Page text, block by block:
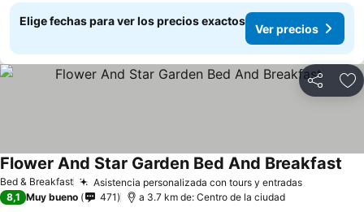
Elige fechas para ver los precios exactos
Ver precios
Compartir
Bed & Breakfast Asistencia personalizada con tours y entradasVer
Flower And Star Garden Bed And Breakfast
8,1 Muy bueno 471 a 3.7 km de: Centro de la ciudad